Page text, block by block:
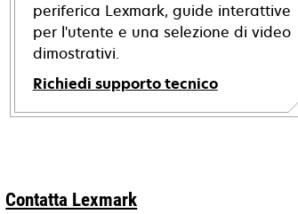
periferica Lexmark, guide interattive
per l'utente e una selezione di video
dimostrativi.
Richiedi supporto tecnico
si
nuova
Contatta Lexmark